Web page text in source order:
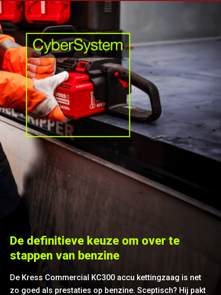
De definitieve keuze om over te
stappen van benzine
De Kress Commercial KC300 accu kettingzaag is net
zo goed als prestaties op benzine. Sceptisch? Hij pakt